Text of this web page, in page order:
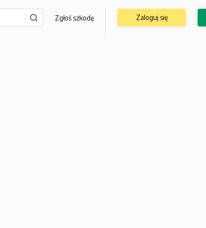
Zgłoś szkodę Zaloguj się